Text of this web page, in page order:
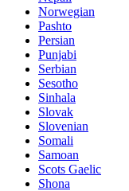
Norwegian
Pashto
Persian
Punjabi
Serbian
Sesotho
Sinhala
Slovak
Slovenian
Somali
Samoan
Scots Gaelic
Shona